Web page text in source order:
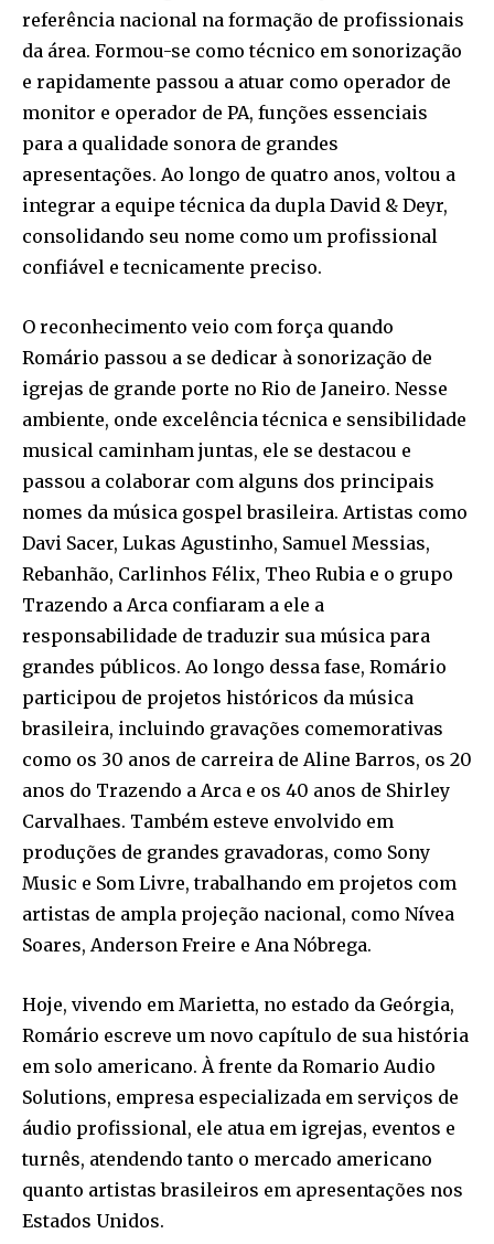
referência nacional na formação de profissionais
da área. Formou-se como técnico em sonorização
e rapidamente passou a atuar como operador de
monitor e operador de PA, funções essenciais
para a qualidade sonora de grandes
apresentações. Ao longo de quatro anos, voltou a
integrar a equipe técnica da dupla David & Deyr,
consolidando seu nome como um profissional
confiável e tecnicamente preciso.
O reconhecimento veio com força quando
Romário passou a se dedicar à sonorização de
igrejas de grande porte no Rio de Janeiro. Nesse
ambiente, onde excelência técnica e sensibilidade
musical caminham juntas, ele se destacou e
passou a colaborar com alguns dos principais
nomes da música gospel brasileira. Artistas como
Davi Sacer, Lukas Agustinho, Samuel Messias,
Rebanhão, Carlinhos Félix, Theo Rubia e o grupo
Trazendo a Arca confiaram a ele a
responsabilidade de traduzir sua música para
grandes públicos. Ao longo dessa fase, Romário
participou de projetos históricos da música
brasileira, incluindo gravações comemorativas
como os 30 anos de carreira de Aline Barros, os 20
anos do Trazendo a Arca e os 40 anos de Shirley
Carvalhaes. Também esteve envolvido em
produções de grandes gravadoras, como Sony
Music e Som Livre, trabalhando em projetos com
artistas de ampla projeção nacional, como Nívea
Soares, Anderson Freire e Ana Nóbrega.
Hoje, vivendo em Marietta, no estado da Geórgia,
Romário escreve um novo capítulo de sua história
em solo americano. À frente da Romario Audio
Solutions, empresa especializada em serviços de
áudio profissional, ele atua em igrejas, eventos e
turnês, atendendo tanto o mercado americano
quanto artistas brasileiros em apresentações nos
Estados Unidos.